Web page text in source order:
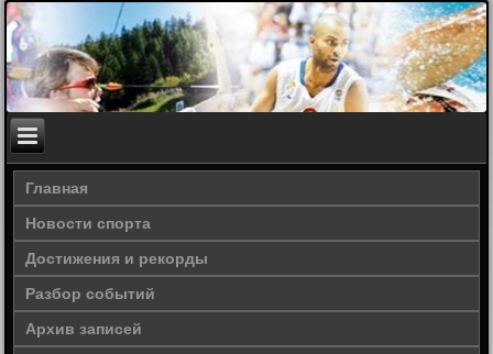
Главная
Новости спорта
Достижения и рекорды
Разбор событий
Архив записей